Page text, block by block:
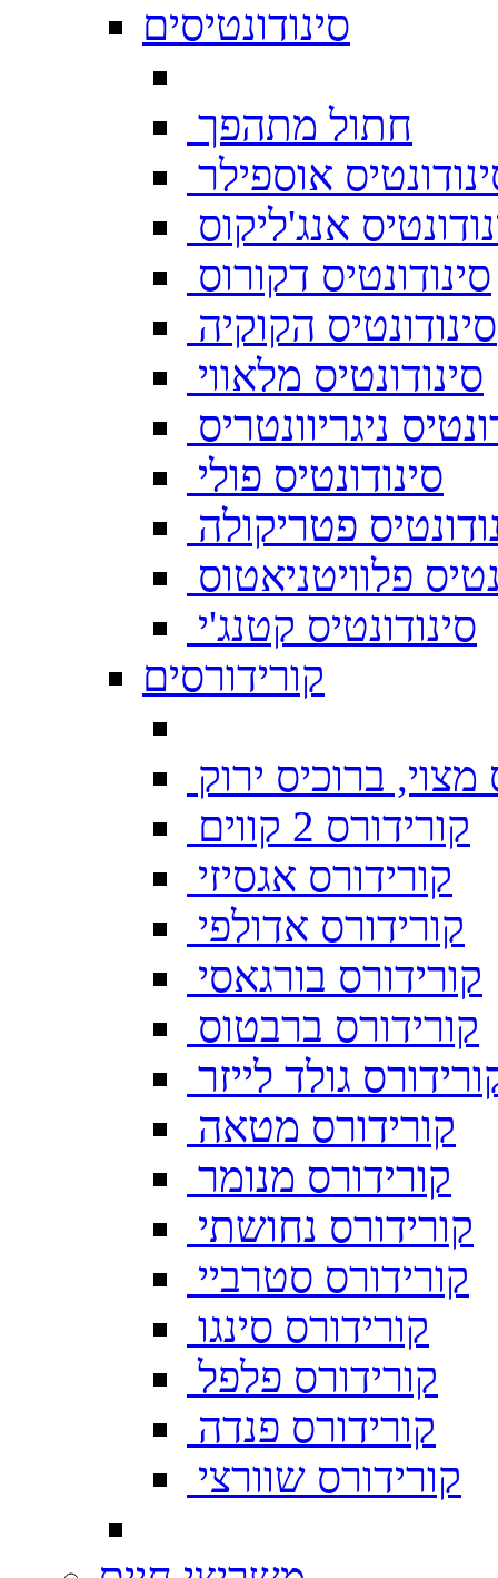
סינודונטיסים
חתול מתהפך
אוספילר
אנג'ליקוס
סינודונטיס דקורוס
סינודונטיס הקוקיה
סינודונטיס מלאווי
ניגריוונטריס
סינודונטיס פולי
פטריקולה
פלוויטניאטוס
סינודונטיס קטנג'י
קורידורסים
מצוי, ברוכיס ירוק
קורידורס 2 קווים
קורידורס אגסיזי
קורידורס אדולפי
קורידורס בורגאסי
קורידורס ברבטוס
גולד לייזר
קורידורס מטאה
קורידורס מנומר
קורידורס נחושתי
קורידורס סטרביי
קורידורס סינגו
קורידורס פלפל
קורידורס פנדה
קורידורס שוורצי